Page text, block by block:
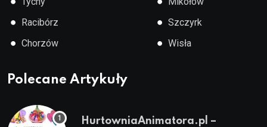
● Racibórz
● Chorzów
● Szczyrk
● Wisła
Polecane Artykuły
HurtowniaAnimatora.pl –